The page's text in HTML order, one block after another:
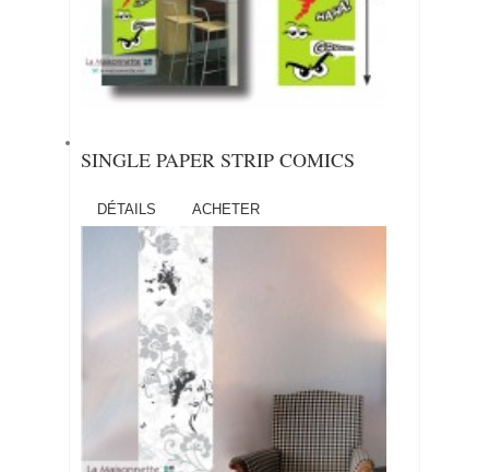
SINGLE PAPER STRIP COMICS
DÉTAILS ACHETER